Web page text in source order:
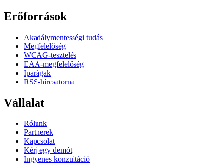
Erőforrások
Akadálymentességi tudás
Megfelelőség
WCAG-tesztelés
EAA-megfelelőség
Iparágak
RSS-hírcsatorna
Vállalat
Rólunk
Partnerek
Kapcsolat
Kérj egy demót
Ingyenes konzultáció